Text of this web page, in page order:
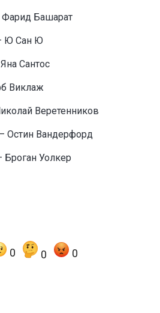
Фарид Башарат
Ю Сан Ю
Сантос
Виклаж
Веретенников
Остин Вандерфорд
Броган Уолкер
0 0 0